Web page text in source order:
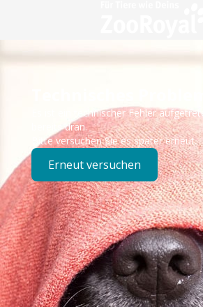
Technisches
Es ist ein technischer Fehler
bereits dran.
Bitte versuchen Sie es später erneut.
Erneut versuchen